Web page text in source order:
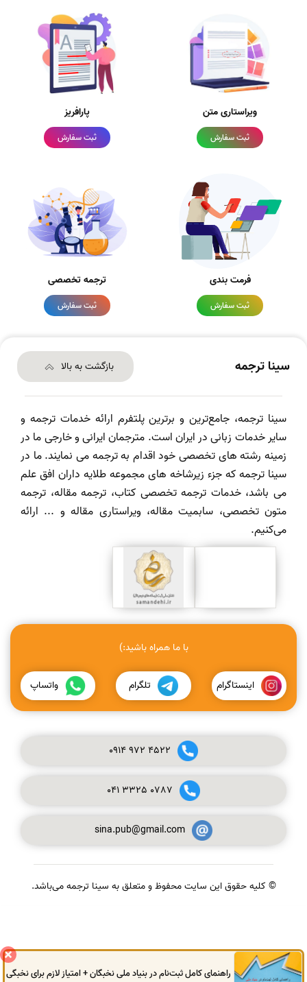
ویراستاری متن
ثبت سفارش
پارافریز
ثبت سفارش
فرمت بندی
ثبت سفارش
ترجمه تخصصی
ثبت سفارش
سینا ترجمه بازگشت به بالا
سینا ترجمه، جامع‌ترین و برترین پلتفرم ارائه خدمات ترجمه و
سایر خدمات زبانی در ایران است. مترجمان ایرانی و خارجی ما در
زمینه رشته های تخصصی خود اقدام به ترجمه می نمایند. ما در
سینا ترجمه که جزء زیرشاخه های مجموعه طلایه داران افق علم
می باشد، خدمات ترجمه تخصصی کتاب، ترجمه مقاله، ترجمه
متون تخصصی، سابمیت مقاله، ویراستاری مقاله و ... ارائه
می‌کنیم.
با ما همراه باشید:)
اینستاگرام تلگرام واتساپ
0914972 4522
041 3325 0787
sina.pub@gmail.com
© کلیه حقوق این سایت محفوظ و متعلق به سینا ترجمه می‌باشد.
راهنمای کامل ثبت‌نام در بنیاد ملی نخبگان + امتیاز لازم برای نخبگی
گفتگوی آنلاین